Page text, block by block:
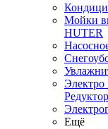
Мойки
HUTER
Электро
Ещё